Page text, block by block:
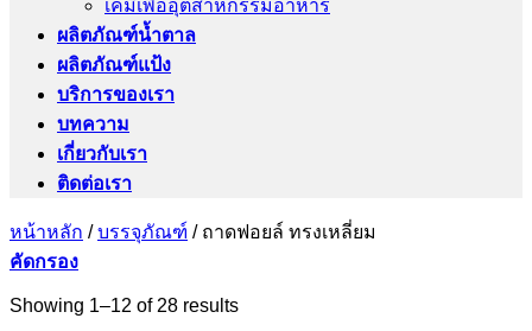
เคมีเพื่ออุตสาหกรรมอาหาร
ผลิตภัณฑ์น้ำตาล
ผลิตภัณฑ์แป้ง
บริการของเรา
บทความ
เกี่ยวกับเรา
ติดต่อเรา
หน้าหลัก / บรรจุภัณฑ์ /ถาดฟอยล์ ทรงเหลี่ยม
คัดกรอง
Showing 1–12 of 28 results